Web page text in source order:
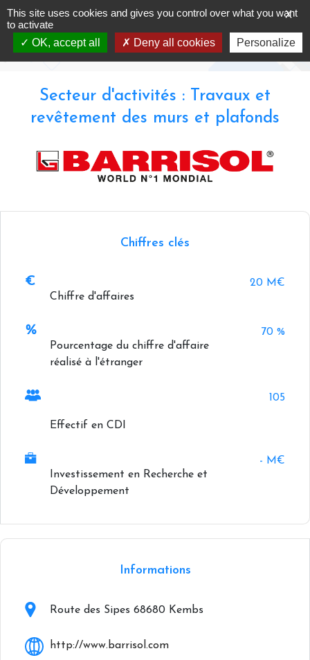
Skip
to
content
BARRISOL – NORMALU
Accueil- Annuaire - BARRISOL – NORMALU
Secteur d'activités : Travaux et
revêtement des murs et plafonds
Chiffres clés
Chiffre d'affaires
20 M€
Pourcentage du chiffre d'affaire
réalisé à l'étranger
70 %
Effectif en CDI
105
Investissement en Recherche et
Développement
- M€
+
Informations
Route des Sipes 68680 Kembs
http://www.barrisol.com
X
This site uses cookies and gives you control over what you want
to activate
OK, accept all
Deny all cookies Personalize